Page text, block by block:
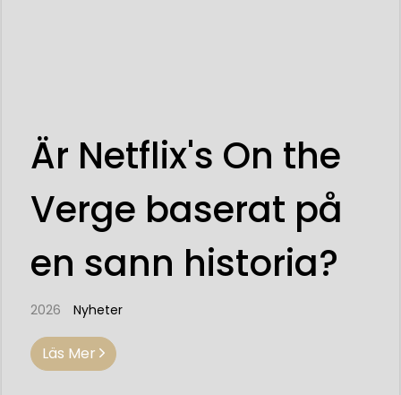
Är Netflix's On the
Verge baserat på
en sann historia?
2026 Nyheter
Läs Mer